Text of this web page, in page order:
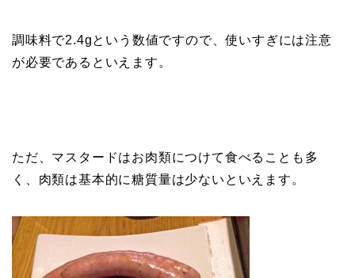
調味料で2.4gという数値ですので、使いすぎには注意
が必要であるといえます。
ただ、マスタードはお肉類につけて食べることも多
く、肉類は基本的に糖質量は少ないといえます。